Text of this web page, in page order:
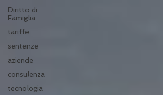
Diritto di
Famiglia
tariffe
sentenze
aziende
consulenza
tecnologia